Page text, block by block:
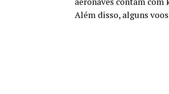
Além disso, alguns